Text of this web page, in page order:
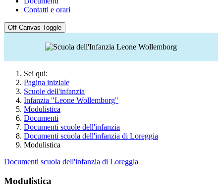
Contatti e orari
Off-Canvas Toggle
Sei qui:
Pagina iniziale
Scuole dell'infanzia
Infanzia "Leone Wollemborg"
Modulistica
Documenti
Documenti scuole dell'infanzia
Documenti scuola dell'infanzia di Loreggia
Modulistica
Documenti scuola dell'infanzia di Loreggia
Modulistica